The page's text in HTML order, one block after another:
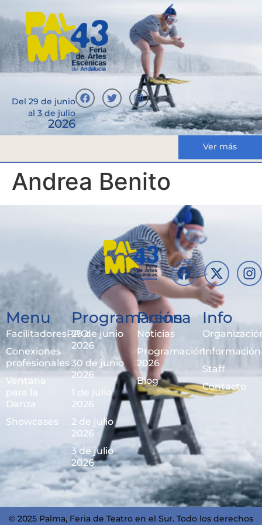
Del 29 de junio
al 3 de julio
2026
Ver más
Andrea Benito
Menu
FacilitadoresPRO
Conexiones
profesionales
Ventana
para la
Danza
Showcases
Programación
29 de junio
2026
30 de junio
2026
1 de julio
2026
2 de julio
2026
3 de julio
2026
Prensa
Noticias
Programación
2026
Blog
Info
Información
Staff
Contacto
© 2025 Palma, Feria de Teatro en el Sur. Todo los derechos